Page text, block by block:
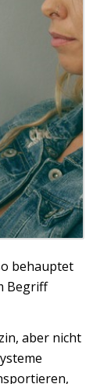
behauptet
Begriff
aber nicht